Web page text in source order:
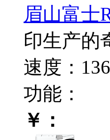
眉山富士
印生产的
速度：
功能：
￥：